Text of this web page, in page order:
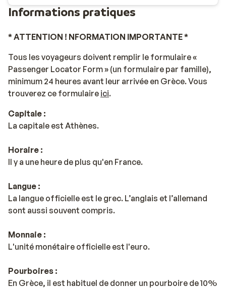
Informations pratiques
* ATTENTION ! NFORMATION IMPORTANTE *
Tous les voyageurs doivent remplir le formulaire «
Passenger Locator Form » (un formulaire par famille),
minimum 24 heures avant leur arrivée en Grèce. Vous
trouverez ce formulaire ici.
Capitale :
La capitale est Athènes.
Horaire :
Il y a une heure de plus qu'en France.
Langue :
La langue officielle est le grec. L’anglais et l’allemand
sont aussi souvent compris.
Monnaie :
L'unité monétaire officielle est l'euro.
Pourboires :
En Grèce, il est habituel de donner un pourboire de 10%